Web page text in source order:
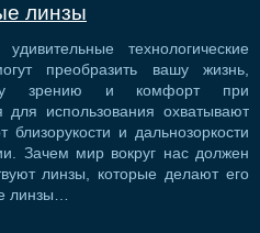
линзы
технологические
преобразить вашу жизнь,
зрению и комфорт при
для использования охватывают
и дальнозоркости
Зачем мир вокруг нас должен
линзы, которые делают его
линзы…